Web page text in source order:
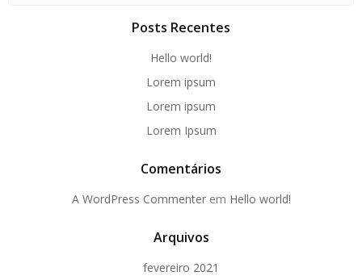
Posts Recentes
Hello world!
Lorem ipsum
Lorem ipsum
Lorem Ipsum
Comentários
A WordPress Commenterem Hello world!
Arquivos
fevereiro 2021